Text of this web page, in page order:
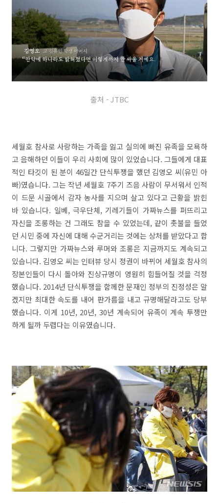
출처 - JTBC
세월호 참사로 사랑하는 가족을 잃고 실의에 빠진 유족을 모욕하
고 음해하던 이들이 우리 사회에 많이 있었습니다. 그들에게 대표
적인 타깃이 된 분이 46일간 단식투쟁을 했던 김영오 씨(유민 아
빠)였습니다. 그는 작년 세월호 7주기 즈음 사람이 무서워서 인적
이 드문 시골에서 감자 농사를 지으며 살고 있다고 근황을 밝힌
바 있습니다. 일베, 극우단체, 기레기들이 가짜뉴스를 퍼뜨리고
자신을 조롱하는 건 그래도 참을 수 있었는데, 같이 촛불을 들었
던 시민 중에 자신에 대해 수군거리는 것에는 상처를 받았다고 합
니다. 그렇지만 가짜뉴스와 루머와 조롱은 지금까지도 계속되고
있습니다. 김영오 씨는 인터뷰 당시 정권이 바뀌어 세월호 참사의
장본인들이 다시 돌아와 진상규명이 영원히 힘들어질 것을 걱정
했습니다. 2014년 단식투쟁을 함께한 문재인 정부의 진정성은 알
겠지만 최대한 속도를 내어 판가름을 내고 규명해달라고도 당부
했습니다. 이게 10년, 20년, 30년 계속되어 유족이 계속 투쟁만
하게 될까 두렵다는 이유였습니다.